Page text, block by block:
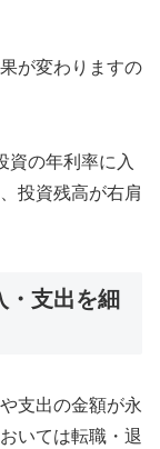
が変わりますの
資の年利率に入
投資残高が右肩
・支出を細
支出の金額が永
いては転職・退